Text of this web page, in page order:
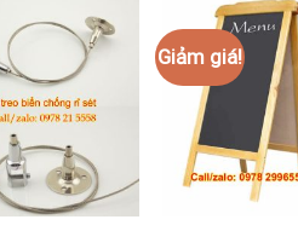
Giảm giá!